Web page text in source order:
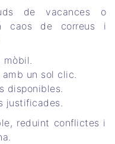
de vacances o
caos de correus i
mòbil.
un sol clic.
disponibles.
justificades.
reduint conflictes i